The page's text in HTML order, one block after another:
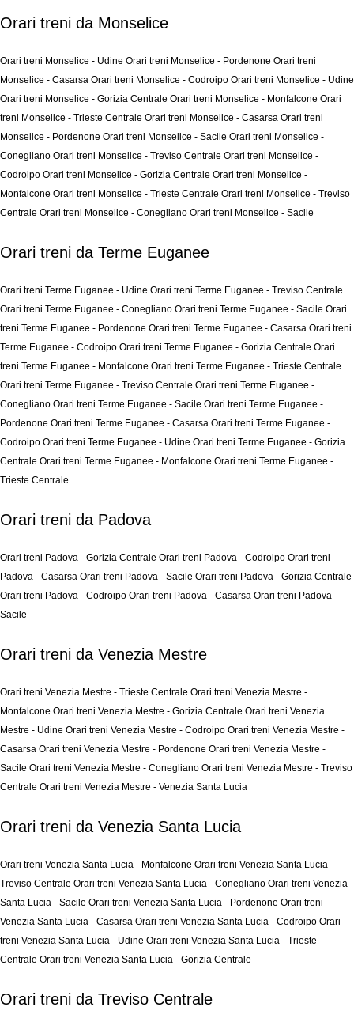
Orari treni da Monselice
Orari treni Monselice - Udine Orari treni Monselice - Pordenone Orari treni
Monselice - Casarsa Orari treni Monselice - Codroipo Orari treni Monselice - Udine
Orari treni Monselice - Gorizia Centrale Orari treni Monselice - Monfalcone Orari
treni Monselice - Trieste Centrale Orari treni Monselice - Casarsa Orari treni
Monselice - Pordenone Orari treni Monselice - Sacile Orari treni Monselice -
Conegliano Orari treni Monselice - Treviso Centrale Orari treni Monselice -
Codroipo Orari treni Monselice - Gorizia Centrale Orari treni Monselice -
Monfalcone Orari treni Monselice - Trieste Centrale Orari treni Monselice - Treviso
Centrale Orari treni Monselice - Conegliano Orari treni Monselice - Sacile
Orari treni da Terme Euganee
Orari treni Terme Euganee - Udine Orari treni Terme Euganee - Treviso Centrale
Orari treni Terme Euganee - Conegliano Orari treni Terme Euganee - Sacile Orari
treni Terme Euganee - Pordenone Orari treni Terme Euganee - Casarsa Orari treni
Terme Euganee - Codroipo Orari treni Terme Euganee - Gorizia Centrale Orari
treni Terme Euganee - Monfalcone Orari treni Terme Euganee - Trieste Centrale
Orari treni Terme Euganee - Treviso Centrale Orari treni Terme Euganee -
Conegliano Orari treni Terme Euganee - Sacile Orari treni Terme Euganee -
Pordenone Orari treni Terme Euganee - Casarsa Orari treni Terme Euganee -
Codroipo Orari treni Terme Euganee - Udine Orari treni Terme Euganee - Gorizia
Centrale Orari treni Terme Euganee - Monfalcone Orari treni Terme Euganee -
Trieste Centrale
Orari treni da Padova
Orari treni Padova - Gorizia Centrale Orari treni Padova - Codroipo Orari treni
Padova - Casarsa Orari treni Padova - Sacile Orari treni Padova - Gorizia Centrale
Orari treni Padova - Codroipo Orari treni Padova - Casarsa Orari treni Padova -
Sacile
Orari treni da Venezia Mestre
Orari treni Venezia Mestre - Trieste Centrale Orari treni Venezia Mestre -
Monfalcone Orari treni Venezia Mestre - Gorizia Centrale Orari treni Venezia
Mestre - Udine Orari treni Venezia Mestre - Codroipo Orari treni Venezia Mestre -
Casarsa Orari treni Venezia Mestre - Pordenone Orari treni Venezia Mestre -
Sacile Orari treni Venezia Mestre - Conegliano Orari treni Venezia Mestre - Treviso
Centrale Orari treni Venezia Mestre - Venezia Santa Lucia
Orari treni da Venezia Santa Lucia
Orari treni Venezia Santa Lucia - Monfalcone Orari treni Venezia Santa Lucia -
Treviso Centrale Orari treni Venezia Santa Lucia - Conegliano Orari treni Venezia
Santa Lucia - Sacile Orari treni Venezia Santa Lucia - Pordenone Orari treni
Venezia Santa Lucia - Casarsa Orari treni Venezia Santa Lucia - Codroipo Orari
treni Venezia Santa Lucia - Udine Orari treni Venezia Santa Lucia - Trieste
Centrale Orari treni Venezia Santa Lucia - Gorizia Centrale
Orari treni da Treviso Centrale